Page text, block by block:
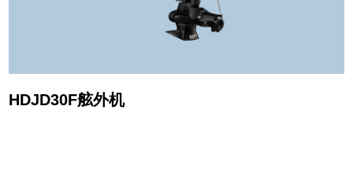
HDJD30F舷外机